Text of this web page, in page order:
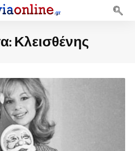
Κλεισθένης